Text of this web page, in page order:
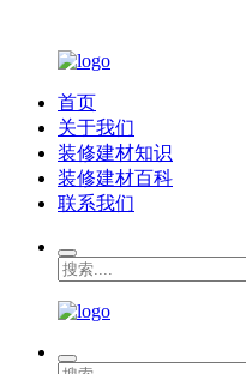
首页
关于我们
装修建材知识
装修建材百科
联系我们